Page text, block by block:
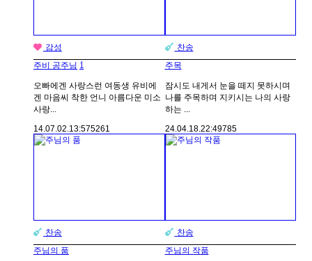
감성
주비 공주님 1
오빠에겐 사랑스런 여동생 유비에
겐 마음씨 착한 언니 아름다운 미소
사랑...
14.07.02. 13:575261
찬송
주목
잠시도 내게서 눈을 떼지 못하시며
나를 주목하며 지키시는 나의 사랑
하는 ...
24.04.18. 22:49785
찬송
주님의 품
찬송
주님의 작품